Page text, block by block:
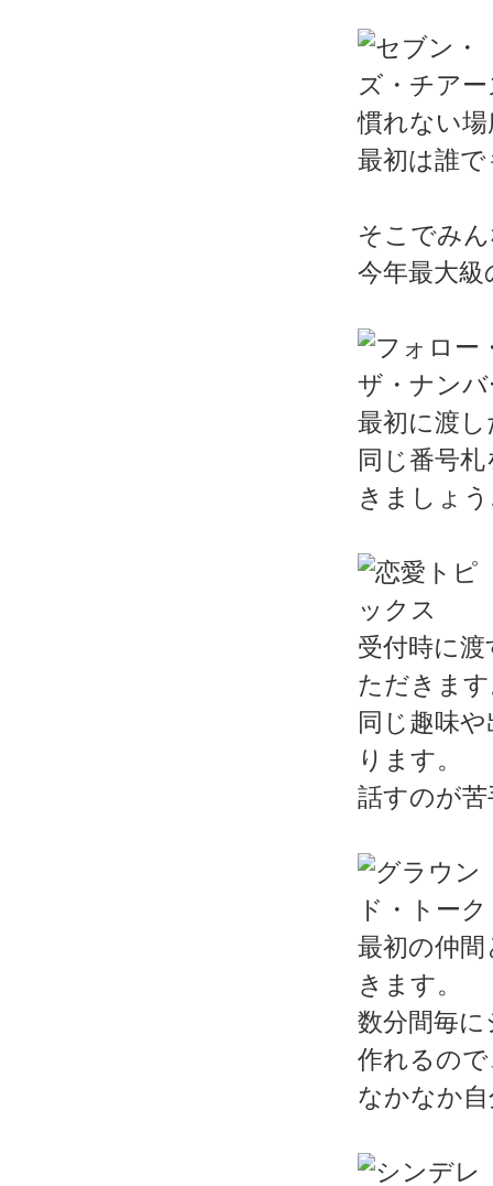
慣れない
最初は誰
そこでみ
今年最大
最初に渡
同じ番号
きましょ
受付時に
ただきま
同じ趣味
ります。
話すのが
最初の仲
きます。
数分間毎
作れるの
なかなか